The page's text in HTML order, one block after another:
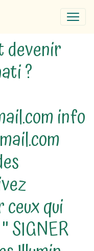
devenir
?
info
qui
SIGNER